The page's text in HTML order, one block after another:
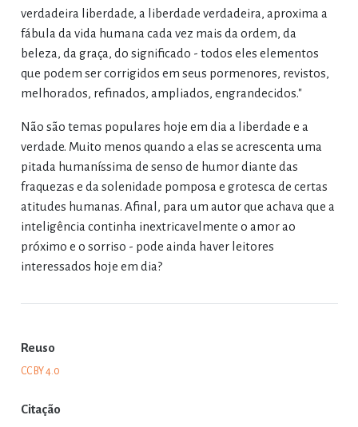
verdadeira liberdade, a liberdade verdadeira, aproxima a
fábula da vida humana cada vez mais da ordem, da
beleza, da graça, do significado - todos eles elementos
que podem ser corrigidos em seus pormenores, revistos,
melhorados, refinados, ampliados, engrandecidos."
Não são temas populares hoje em dia a liberdade e a
verdade. Muito menos quando a elas se acrescenta uma
pitada humaníssima de senso de humor diante das
fraquezas e da solenidade pomposa e grotesca de certas
atitudes humanas. Afinal, para um autor que achava que a
inteligência continha inextricavelmente o amor ao
próximo e o sorriso - pode ainda haver leitores
interessados hoje em dia?
Reuso
CC BY 4.0
Citação